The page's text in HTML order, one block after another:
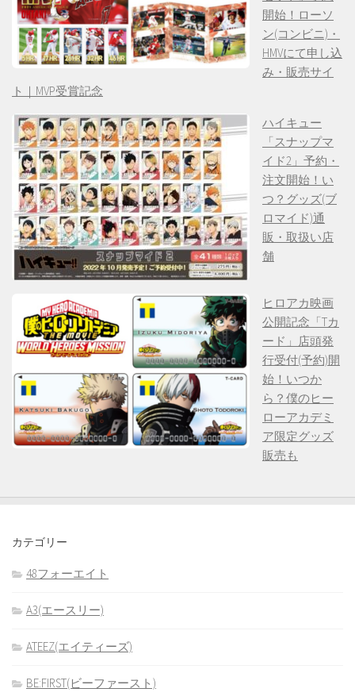
開始！ローソ
ン(コンビニ)・
HMVにて申し込
み・販売サイ
ト｜MVP受賞記念
ハイキュー
「スナップマ
イド2」予約・
注文開始！い
つ？グッズ(ブ
ロマイド)通
販・取扱い店
舗
ヒロアカ映画
公開記念「Tカ
ード」店頭発
行受付(予約)開
始！いつか
ら？僕のヒー
ローアカデミ
ア限定グッズ
販売も
カテゴリー
48フォーエイト
A3(エースリー)
ATEEZ(エイティーズ)
BE:FIRST(ビーファースト)